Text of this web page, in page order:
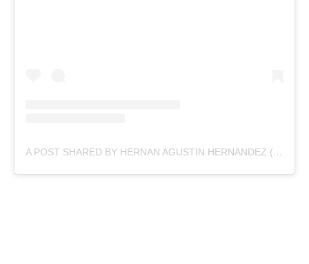
A POST SHARED BY HERNAN AGUSTIN HERNANDEZ (@AGUSTHOM)